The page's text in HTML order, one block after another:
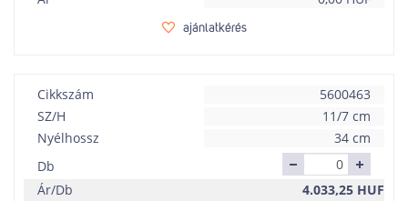
ajánlatkérés
Cikkszám
5600463
SZ/H
11/7 cm
Nyélhossz
34 cm
Db
Ár/Db
4.033,25 HUF